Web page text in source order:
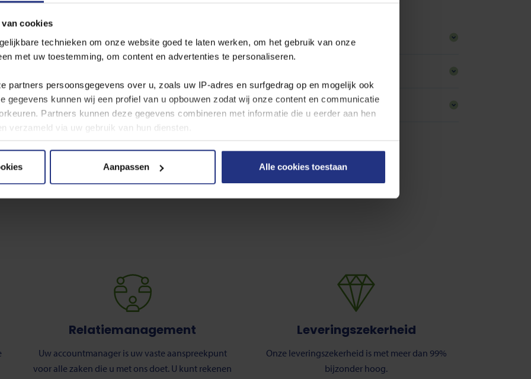
cookies
technieken om onze website goed te laten werken, om het gebruik van onze
met uw toestemming, om content en advertenties te personaliseren.
partners persoonsgegevens over u, zoals uw IP‑adres en surfgedrag op en mogelijk ook
gegevens kunnen wij een profiel van u opbouwen zodat wij onze content en communicatie
Partners kunnen deze gegevens combineren met informatie die u eerder aan hen
verzameld via uw gebruik van hun diensten.
moment wijzigen of intrekken via de cookie instellingen button rechts onderaan de
Aanpassen Alle cookies toestaan
Kunnen jullie me daarbij helpen?
over de toekomstige prijsontwikkeling?
Relatiemanagement
Uw accountmanager is uw vaste aanspreekpunt
voor alle zaken die u met ons doet. U kunt rekenen
Leveringszekerheid
Onze leveringszekerheid is met meer dan 99%
bijzonder hoog.